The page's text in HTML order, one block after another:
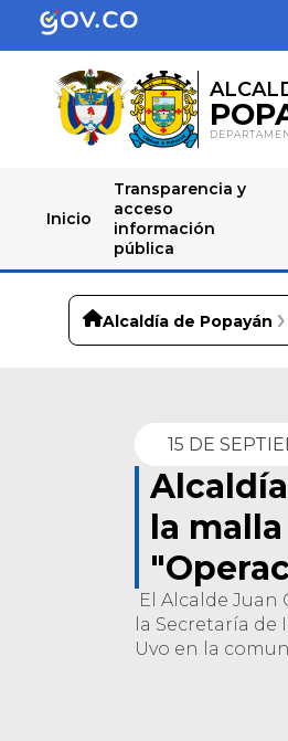
Inicio
Transparencia y
acceso
información
pública
Alcaldía de Popayán
15 DE
la
El Alcalde
la Secretaría
Uvo en la